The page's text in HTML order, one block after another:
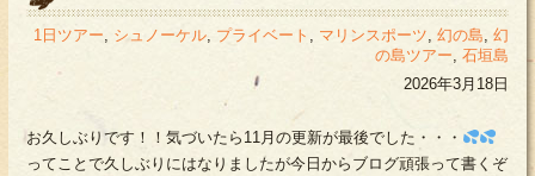
1日ツアー, シュノーケル, プライベート , マリンスポーツ, 幻の島, 幻
の島ツアー, 石垣島
2026年3月18日
お久しぶりです！！気づいたら11月の更新が最後でした・・・
ってことで久しぶりにはなりましたが今日からブログ頑張って書くぞ